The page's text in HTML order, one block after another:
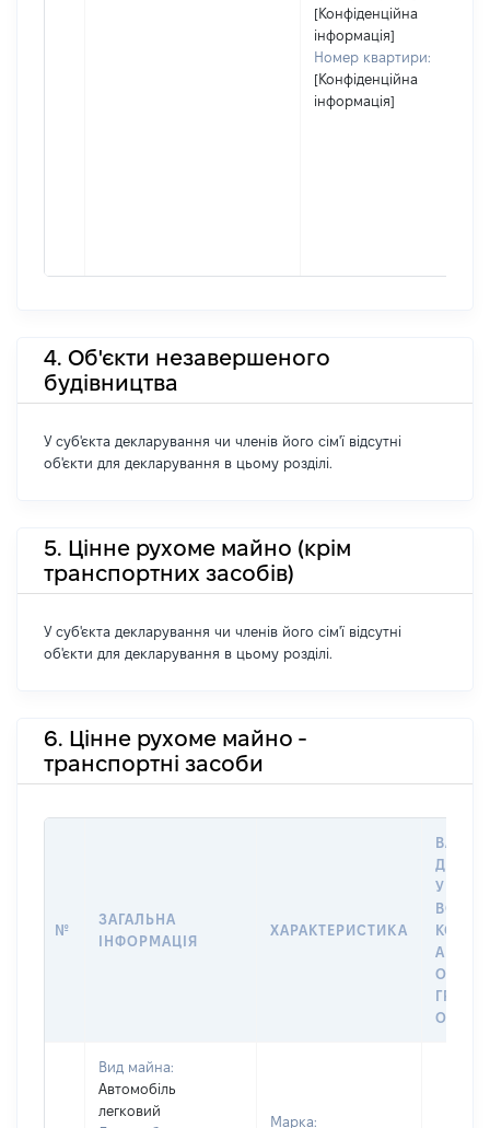
[Конфіденційна
інформація]
Номер квартири:
[Конфіденційна
інформація]
4. Об'єкти незавершеного
будівництва
У суб'єкта декларування чи членів його сім'ї відсутні
об'єкти для декларування в цьому розділі.
5. Цінне рухоме майно (крім
транспортних засобів)
У суб'єкта декларування чи членів його сім'ї відсутні
об'єкти для декларування в цьому розділі.
6. Цінне рухоме майно -
транспортні засоби
№
ЗАГАЛЬНА
ІНФОРМАЦІЯ
ХАРАКТЕРИСТИКА
ДАТУ
У
АБО
Вид майна:
Автомобіль
легковий
Марка: